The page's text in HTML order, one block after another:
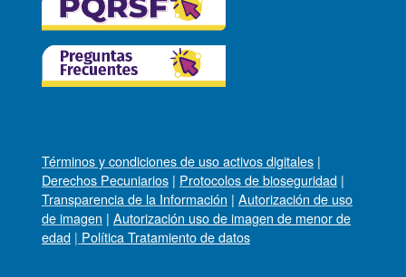
Términos y condiciones de uso activos digitales |
Derechos Pecuniarios | Protocolos de bioseguridad |
Transparencia de la Información | Autorización de uso
de imagen | Autorización uso de imagen de menor de
edad | Política Tratamiento de datos